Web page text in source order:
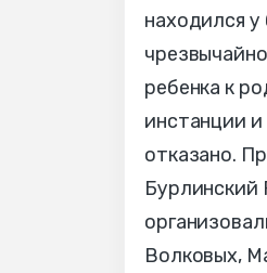
находился
ребенка к
инстанции и
отказано.
Бурлинский
Волковых,